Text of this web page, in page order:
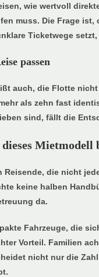
wie wertvoll
muss. Die Frage
Ticketwege
passen
auch, die Flotte
als zehn fast
sind, fällt die
Mietmodell
die nicht
keine halben
da.
Fahrzeuge, die
Vorteil. Familien
nicht nur die